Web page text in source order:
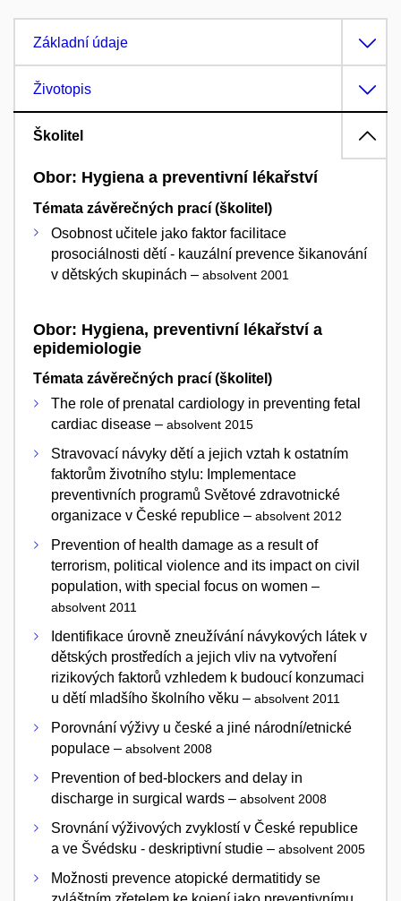
Základní údaje
Životopis
Školitel
Obor: Hygiena a preventivní lékařství
Témata závěrečných prací (školitel)
Osobnost učitele jako faktor facilitace
prosociálnosti dětí - kauzální prevence šikanování
v dětských skupinách – absolvent 2001
Obor: Hygiena, preventivní lékařství a
epidemiologie
Témata závěrečných prací (školitel)
The role of prenatal cardiology in preventing fetal
cardiac disease – absolvent 2015
Stravovací návyky dětí a jejich vztah k ostatním
faktorům životního stylu: Implementace
preventivních programů Světové zdravotnické
organizace v České republice – absolvent 2012
Prevention of health damage as a result of
terrorism, political violence and its impact on civil
population, with special focus on women –
absolvent 2011
Identifikace úrovně zneužívání návykových látek v
dětských prostředích a jejich vliv na vytvoření
rizikových faktorů vzhledem k budoucí konzumaci
u dětí mladšího školního věku – absolvent 2011
Porovnání výživy u české a jiné národní/etnické
populace – absolvent 2008
Prevention of bed-blockers and delay in
discharge in surgical wards – absolvent 2008
Srovnání výživových zvyklostí v České republice
a ve Švédsku - deskriptivní studie – absolvent 2005
Možnosti prevence atopické dermatitidy se